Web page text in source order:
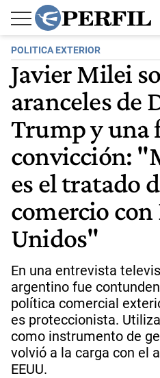
POLITICA EXTERIOR
Javier Milei
aranceles de
Trump y una
convicción:
es el tratado
comercio con
Unidos"
En una entrevista
argentino fue
política comercial
es proteccionista.
como instrumento de
volvió a la carga con el
EEUU.